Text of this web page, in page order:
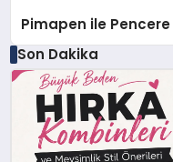
Pimapen ile Pencere
Son Dakika